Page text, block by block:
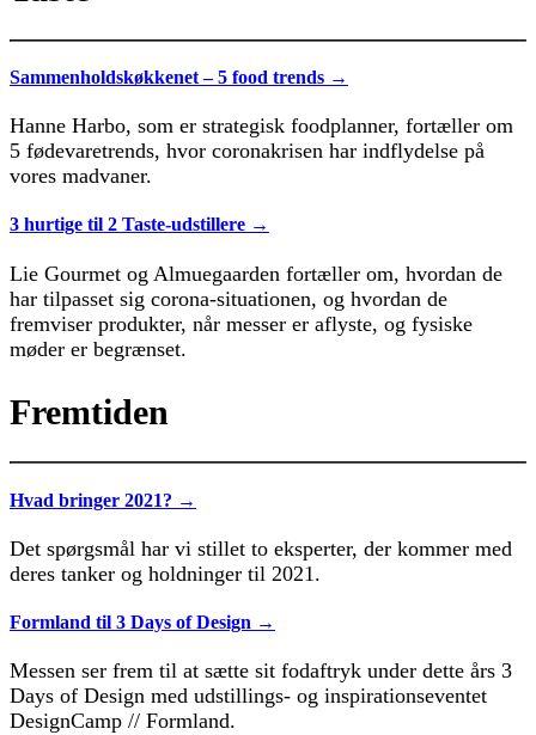
Sammenholdskøkkenet – 5 food trends →
Hanne Harbo, som er strategisk foodplanner, fortæller om
5 fødevaretrends, hvor coronakrisen har indflydelse på
vores madvaner.
3 hurtige til 2 Taste-udstillere →
Lie Gourmet og Almuegaarden fortæller om, hvordan de
har tilpasset sig corona-situationen, og hvordan de
fremviser produkter, når messer er aflyste, og fysiske
møder er begrænset.
Fremtiden
Hvad bringer 2021? →
Det spørgsmål har vi stillet to eksperter, der kommer med
deres tanker og holdninger til 2021.
Formland til 3 Days of Design →
Messen ser frem til at sætte sit fodaftryk under dette års 3
Days of Design med udstillings- og inspirationseventet
DesignCamp // Formland.